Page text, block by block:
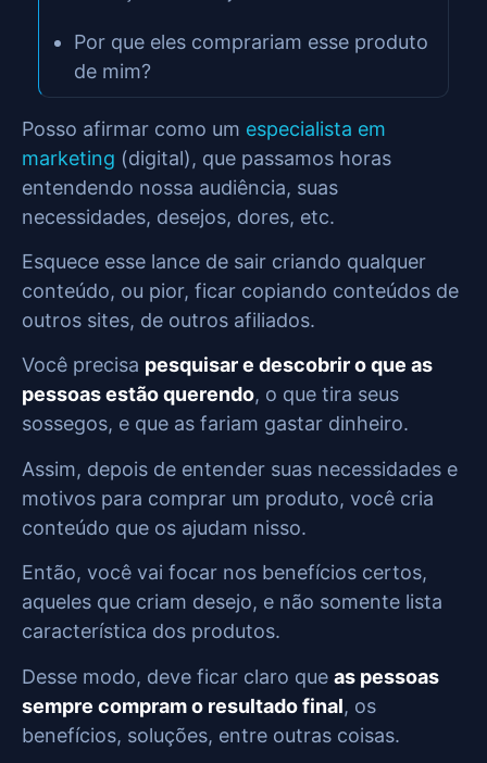
Por que eles comprariam esse produto
de mim?
Posso afirmar como um especialista em
marketing (digital), que passamos horas
entendendo nossa audiência, suas
necessidades, desejos, dores, etc.
Esquece esse lance de sair criando qualquer
conteúdo, ou pior, ficar copiando conteúdos de
outros sites, de outros afiliados.
Você precisa pesquisar e descobrir o que as
pessoas estão querendo, o que tira seus
sossegos, e que as fariam gastar dinheiro.
Assim, depois de entender suas necessidades e
motivos para comprar um produto, você cria
conteúdo que os ajudam nisso.
Então, você vai focar nos benefícios certos,
aqueles que criam desejo, e não somente lista
característica dos produtos.
Desse modo, deve ficar claro que as pessoas
sempre compram o resultado final, os
benefícios, soluções, entre outras coisas.